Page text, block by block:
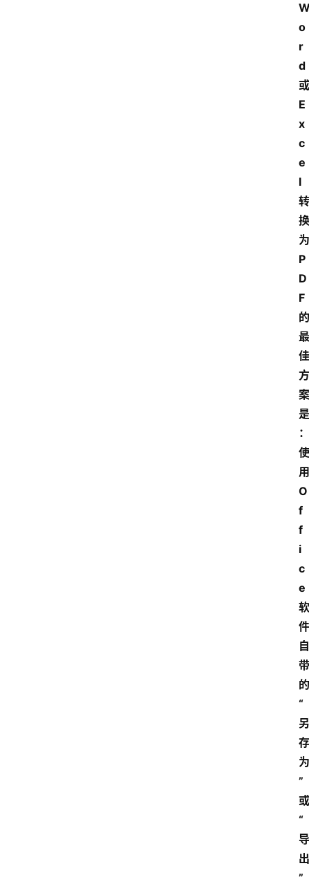
o
r
d
或
E
x
c
e
l
转
换
为
P
D
F
的
最
佳
方
案
是
：
使
用
O
f
f
i
c
e
软
件
自
带
的
“
另
存
为
”
或
“
导
出